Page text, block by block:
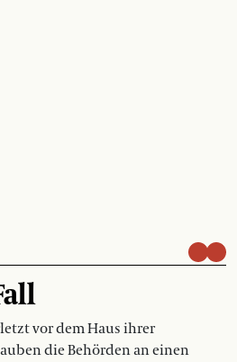
vor dem Haus ihrer
die Behörden an einen